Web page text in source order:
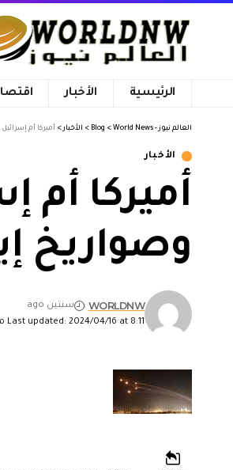
الرئيسية الأخبار
العالم نيوز - World News >
Blog
> الأخبار > أميركا أم
الأخبار
أميركا
وصواريخ
Last updated: 2024/04/16 at 8:11 مساءً
WORLDNW
سنتين ago